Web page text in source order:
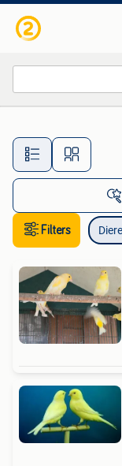
Filters